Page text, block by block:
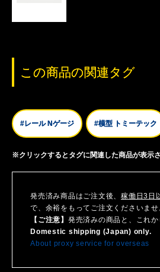
この商品の関連タグ
#レール Nゲージ #模型 トミーテック
※クリックするとタグに関連した商品が表示さ
発売済み商品はご注文後、 稼働日3日
で、余裕をもってご注文くださいませ
【ご注意】 発売済みの商品と、これ
Domestic shipping (Japan) only.
About proxy service for overseas